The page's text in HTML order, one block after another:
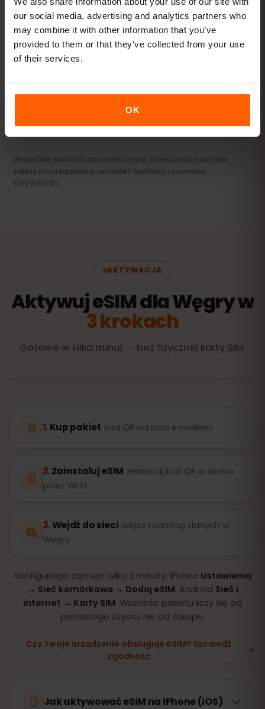
our social media, advertising and analytics partners who
may combine it with other information that you’ve
provided to them or that they’ve collected from your use
of their services.
OK
Streaming i hotspot
Filmy, wideorozmowy i internet dla laptopa lub
20 GB+ lub Unlimited
Wszystkie wartości są orientacyjne. Rzeczywiste zużycie
zależy od urządzenia, ustawień aplikacji i sposobu
korzystania.
AKTYWACJA
Aktywuj eSIM dla Węgry w
3 krokach
Gotowe w kilka minut — bez fizycznej karty SIM.
Kup pakiet kod QR od razu e‑mailem
Zainstaluj eSIM zeskanuj kod QR w domu
przez Wi‑Fi
Wejdź do sieci włącz roaming danych w
Węgry
Konfiguracja zajmuje tylko 2 minuty: iPhone Ustawienia
→ Sieć komórkowa → Dodaj eSIM, Android Sieć i
internet → Karty SIM. Ważność pakietu liczy się od
pierwszego użycia, nie od zakupu.
Czy Twoje urządzenie obsługuje eSIM? Sprawdź
zgodność
Jak aktywować eSIM na iPhone (iOS)